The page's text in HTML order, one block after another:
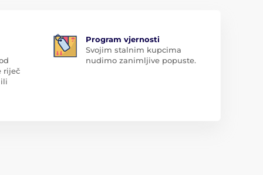
riječ
Program vjernosti
Svojim stalnim kupcima
nudimo zanimljive popuste.